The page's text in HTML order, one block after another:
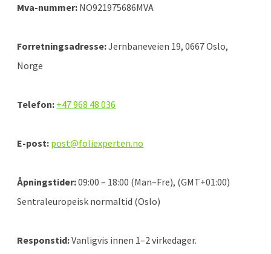
Mva-nummer: NO921975686MVA
Forretningsadresse:Jernbaneveien 19, 0667 Oslo,
Norge
Telefon: +47 968 48 036
E-post: post@foliexperten.no
Åpningstider:09:00 – 18:00 (Man–Fre), (GMT+01:00)
Sentraleuropeisk normaltid (Oslo)
Responstid:Vanligvis innen 1–2 virkedager.